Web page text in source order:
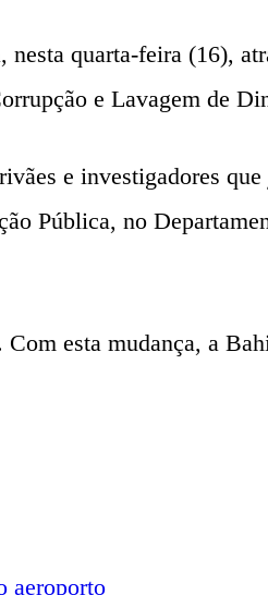
nesta quarta-feira (16),
e Lavagem de
e investigadores
Pública, no
esta mudança, a
aeroporto